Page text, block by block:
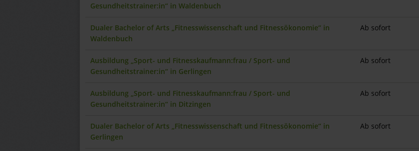
Gesundheitstrainer:in“ in Waldenbuch
Dualer Bachelor of Arts „Fitnesswissenschaft und Fitnessökonomie“ in
Waldenbuch
Ab sofort
Ausbildung „Sport- und Fitnesskaufmann:frau / Sport- und
Gesundheitstrainer:in“ in Gerlingen
Ab sofort
Ausbildung „Sport- und Fitnesskaufmann:frau / Sport- und
Gesundheitstrainer:in“ in Ditzingen
Ab sofort
Dualer Bachelor of Arts „Fitnesswissenschaft und Fitnessökonomie“ in
Gerlingen
Ab sofort